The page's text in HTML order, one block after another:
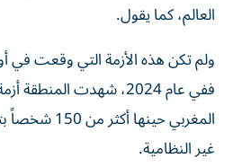
العالم، كما يقول.
ولم تكن هذه الأزمة التي وقعت في
ففي عام 2024، شهدت
المغربي
غير النظامية.